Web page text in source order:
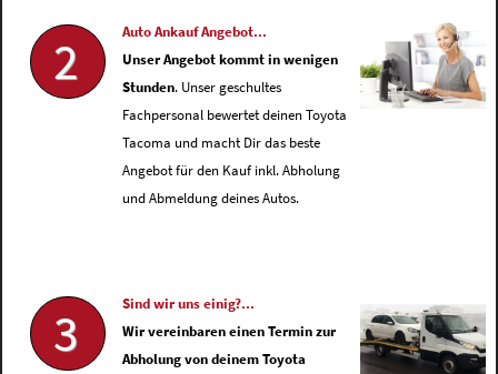
2
Auto Ankauf Angebot...
Unser Angebot kommt in wenigen
Stunden. Unser geschultes
Fachpersonal bewertet deinen Toyota
Tacoma und macht Dir das beste
Angebot für den Kauf inkl. Abholung
und Abmeldung deines Autos.
3
Sind wir uns einig?...
Wir vereinbaren einen Termin zur
Abholung von deinem Toyota